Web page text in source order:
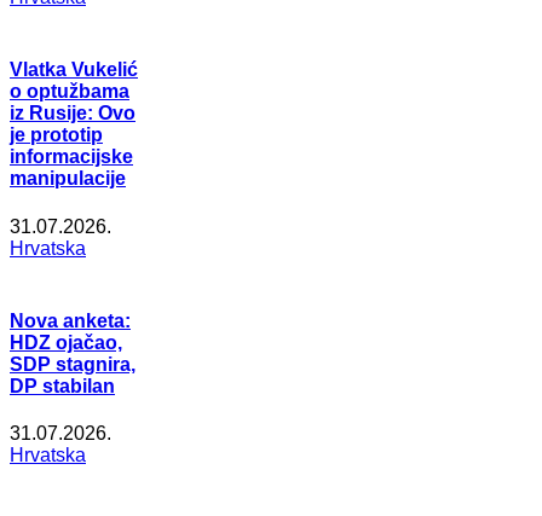
Vlatka Vukelić
o optužbama
iz Rusije: Ovo
je prototip
informacijske
manipulacije
31.07.2026.
Hrvatska
Nova anketa:
HDZ ojačao,
SDP stagnira,
DP stabilan
31.07.2026.
Hrvatska